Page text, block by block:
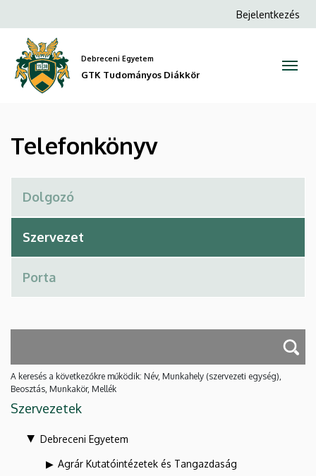
GTK
Tudományos
Diákkör
a
tartalomra
Anonim
Bejelentkezés
Debreceni Egyetem
GTK Tudományos Diákkör
Telefonkönyv
A keresés a következőkre működik: Név, Munkahely (szervezeti egység),
Beosztás, Munkakör, Mellék
Szervezetek
Debreceni Egyetem
Agrár Kutatóintézetek és Tangazdaság